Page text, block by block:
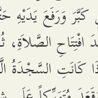
كَبَّرَ وَرَفَعَ
افْتِتَاحِ
كَانَتِ السَّجْدَةُ